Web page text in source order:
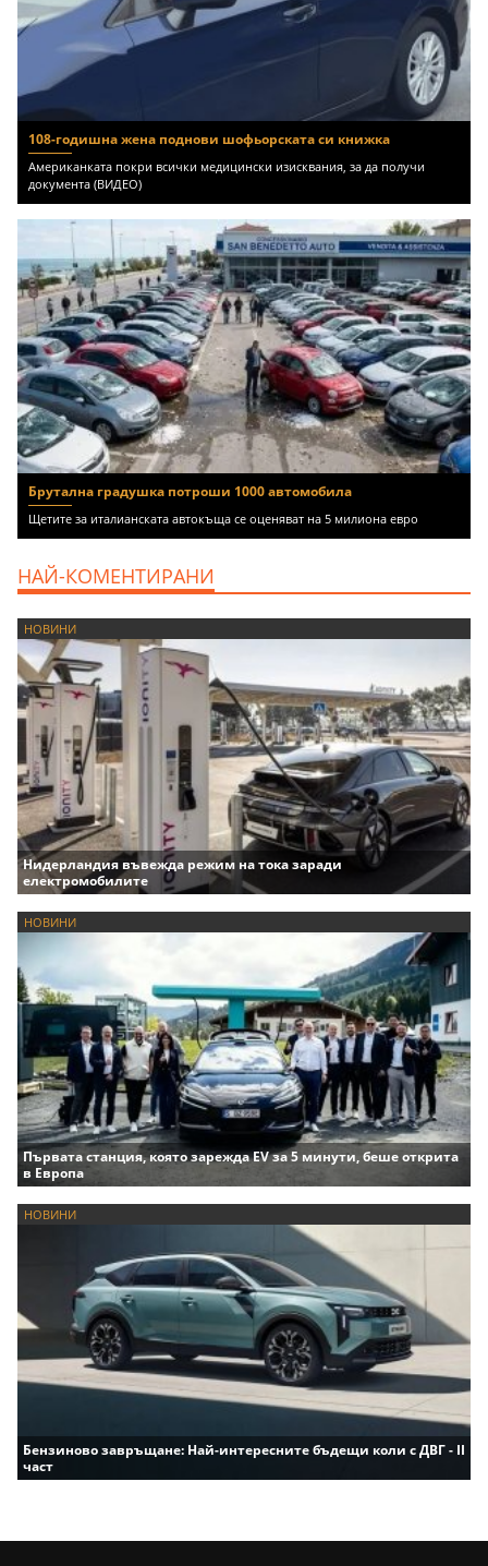
108-годишна жена поднови шофьорската си книжка
Американката покри всички медицински изисквания, за да получи
документа (ВИДЕО)
Брутална градушка потроши 1000 автомобила
Щетите за италианската автокъща се оценяват на 5 милиона евро
НАЙ-КОМЕНТИРАНИ
НОВИНИ
Нидерландия въвежда режим на тока заради
електромобилите
НОВИНИ
Първата станция, която зарежда EV за 5 минути, беше открита
в Европа
НОВИНИ
Бензиново завръщане: Най-интересните бъдещи коли с ДВГ - II
част